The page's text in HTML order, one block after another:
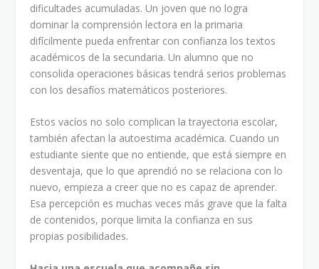
dificultades acumuladas. Un joven que no logra
dominar la comprensión lectora en la primaria
difícilmente pueda enfrentar con confianza los textos
académicos de la secundaria. Un alumno que no
consolida operaciones básicas tendrá serios problemas
con los desafíos matemáticos posteriores.
Estos vacíos no solo complican la trayectoria escolar,
también afectan la autoestima académica. Cuando un
estudiante siente que no entiende, que está siempre en
desventaja, que lo que aprendió no se relaciona con lo
nuevo, empieza a creer que no es capaz de aprender.
Esa percepción es muchas veces más grave que la falta
de contenidos, porque limita la confianza en sus
propias posibilidades.